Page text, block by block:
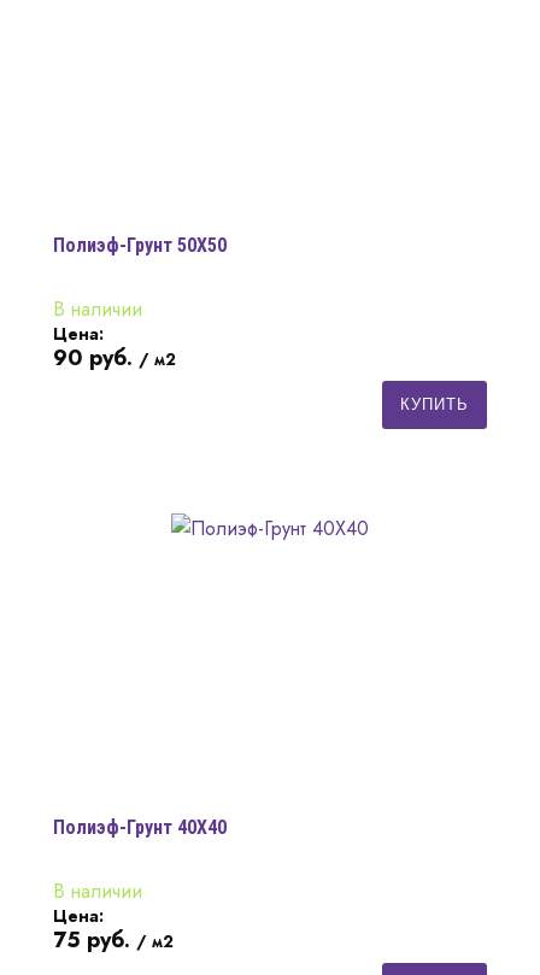
Полиэф-Грунт 50Х50
В наличии
Цена:
90 руб. / м2
КУПИТЬ
Полиэф-Грунт 40Х40
В наличии
Цена:
75 руб. / м2